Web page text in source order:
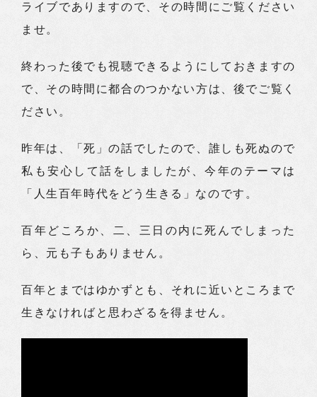
ライブでありますので、その時間にご覧ください
ませ。
終わった後でも視聴できるようにしておきますの
で、その時間に都合のつかない方は、後でご覧く
ださい。
昨年は、「死」の話でしたので、誰しも死ぬので
私も安心して話をしましたが、今年のテーマは
「人生百年時代をどう生きる」なのです。
百年どころか、二、三日の内に死んでしまった
ら、元も子もありません。
百年とまではゆかずとも、それに近いところまで
生きなければと思わざるを得ません。